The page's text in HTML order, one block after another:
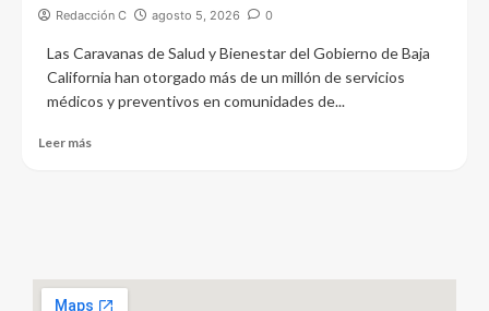
Redacción C agosto 5, 2026 0
Las Caravanas de Salud y Bienestar del Gobierno de Baja
California han otorgado más de un millón de servicios
médicos y preventivos en comunidades de...
Leer más